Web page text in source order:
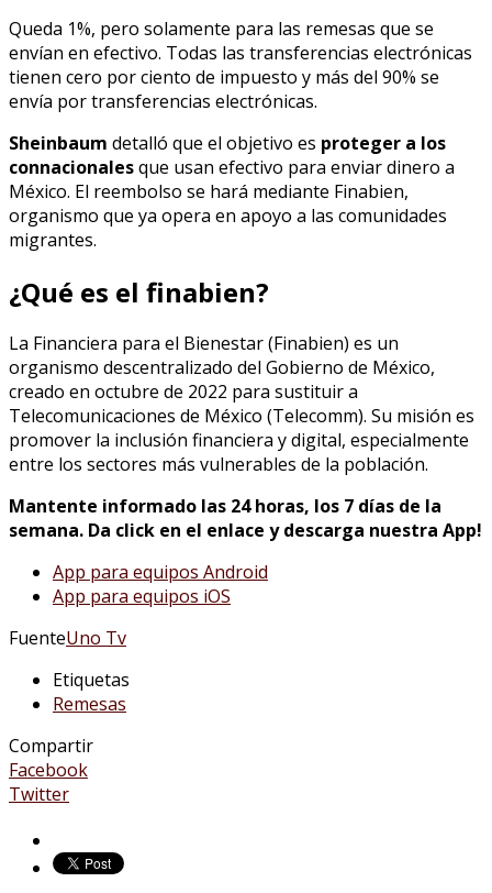
Queda 1%, pero solamente para las remesas que se
envían en efectivo. Todas las transferencias electrónicas
tienen cero por ciento de impuesto y más del 90% se
envía por transferencias electrónicas.
Sheinbaum detalló que el objetivo es proteger a los
connacionalesque usan efectivo para enviar dinero a
México. El reembolso se hará mediante Finabien,
organismo que ya opera en apoyo a las comunidades
migrantes.
¿Qué es el finabien?
La Financiera para el Bienestar (Finabien) es un
organismo descentralizado del Gobierno de México,
creado en octubre de 2022 para sustituir a
Telecomunicaciones de México (Telecomm). Su misión es
promover la inclusión financiera y digital, especialmente
entre los sectores más vulnerables de la población.
Mantente informado las 24 horas, los 7 días de la
semana. Da click en el enlace y descarga nuestra App!
App para equipos Android
App para equipos iOS
FuenteUno Tv
Etiquetas
Remesas
Compartir
Facebook
Twitter